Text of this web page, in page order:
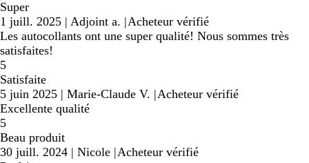
Super
1 juill. 2025 | Adjoint a. |Acheteur vérifié
Les autocollants ont une super qualité! Nous sommes très
satisfaites!
5
Satisfaite
5 juin 2025 | Marie-Claude V. |Acheteur vérifié
Excellente qualité
5
Beau produit
30 juill. 2024 | Nicole |Acheteur vérifié